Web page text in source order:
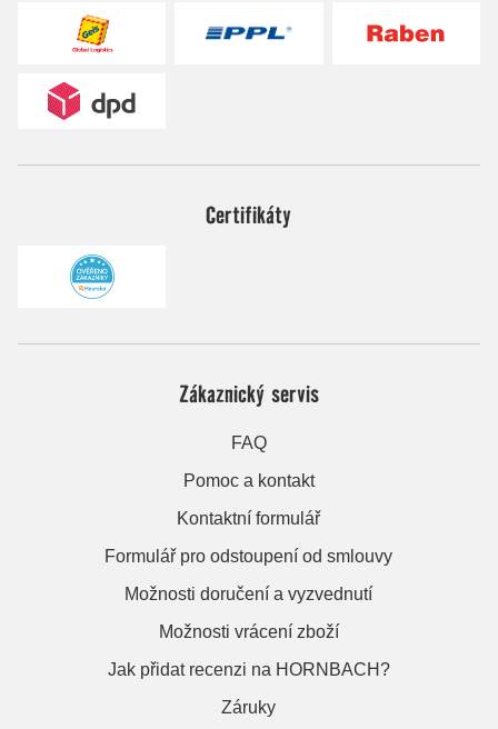
Certifikáty
Zákaznický servis
FAQ
Pomoc a kontakt
Kontaktní formulář
Formulář pro odstoupení od smlouvy
Možnosti doručení a vyzvednutí
Možnosti vrácení zboží
Jak přidat recenzi na HORNBACH?
Záruky